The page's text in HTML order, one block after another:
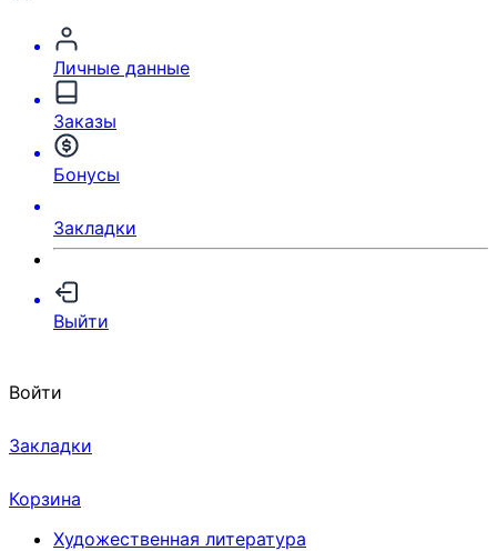
Личные данные
Заказы
Бонусы
Закладки
Выйти
Войти
Закладки
Корзина
Художественная литература